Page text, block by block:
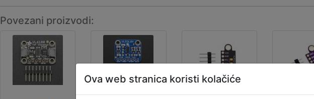
Povezani proizvodi:
Ova web stranica koristi kolačiće